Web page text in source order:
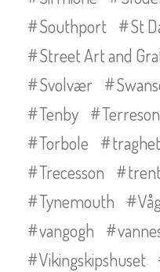
Southport
St
Street Art and
Svolvær
Tenby
Terreson
Torbole
Trecesson
Tynemouth
vangogh
Vikingskipshuset